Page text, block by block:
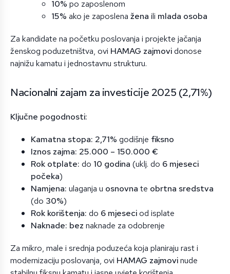
10% po zaposlenom
15% ako je zaposlena žena ili mlada osoba
Za kandidate na početku poslovanja i projekte jačanja
ženskog poduzetništva, ovi HAMAG zajmovidonose
najnižu kamatu i jednostavnu strukturu.
Nacionalni zajam za investicije 2025 (2,71%)
Ključne pogodnosti:
Kamatna stopa: 2,71% godišnje fiksno
Iznos zajma: 25.000 – 150.000 €
Rok otplate: do 10 godina (uklj. do 6 mjeseci
počeka)
Namjena: ulaganja u osnovna te obrtna sredstva
(do 30%)
Rok korištenja: do 6 mjeseciod isplate
Naknade: bez naknade za odobrenje
Za mikro, male i srednja poduzeća koja planiraju rast i
modernizaciju poslovanja, ovi HAMAG zajmovinude